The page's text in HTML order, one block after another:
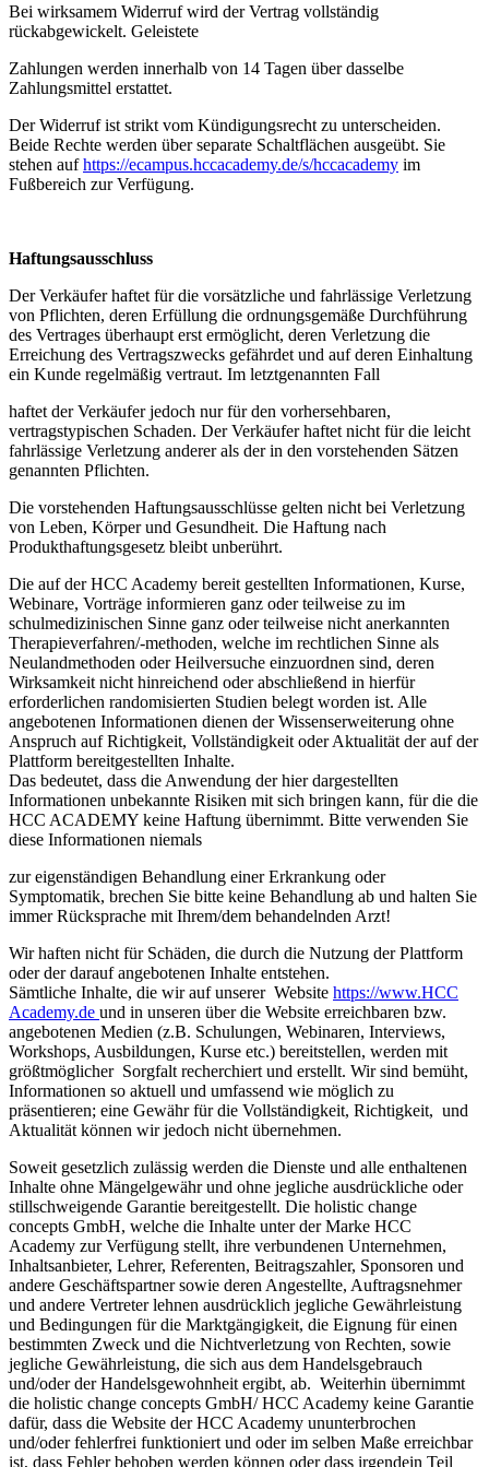
Bei wirksamem Widerruf wird der Vertrag vollständig
rückabgewickelt. Geleistete
Zahlungen werden innerhalb von 14 Tagen über dasselbe
Zahlungsmittel erstattet.
Der Widerruf ist strikt vom Kündigungsrecht zu unterscheiden.
Beide Rechte werden über separate Schaltflächen ausgeübt. Sie
stehen aufhttps://ecampus.hccacademy.de/s/hccacademy im
Fußbereich zur Verfügung.
Haftungsausschluss
Der Verkäufer haftet für die vorsätzliche und fahrlässige Verletzung
von Pflichten, deren Erfüllung die ordnungsgemäße Durchführung
des Vertrages überhaupt erst ermöglicht, deren Verletzung die
Erreichung des Vertragszwecks gefährdet und auf deren Einhaltung
ein Kunde regelmäßig vertraut. Im letztgenannten Fall
haftet der Verkäufer jedoch nur für den vorhersehbaren,
vertragstypischen Schaden. Der Verkäufer haftet nicht für die leicht
fahrlässige Verletzung anderer als der in den vorstehenden Sätzen
genannten Pflichten.
Die vorstehenden Haftungsausschlüsse gelten nicht bei Verletzung
von Leben, Körper und Gesundheit. Die Haftung nach
Produkthaftungsgesetz bleibt unberührt.
Die auf der HCC Academy bereit gestellten Informationen, Kurse,
Webinare, Vorträge informieren ganz oder teilweise zu im
schulmedizinischen Sinne ganz oder teilweise nicht anerkannten
Therapieverfahren/-methoden, welche im rechtlichen Sinne als
Neulandmethoden oder Heilversuche einzuordnen sind, deren
Wirksamkeit nicht hinreichend oder abschließend in hierfür
erforderlichen randomisierten Studien belegt worden ist. Alle
angebotenen Informationen dienen der Wissenserweiterung ohne
Anspruch auf Richtigkeit, Vollständigkeit oder Aktualität der auf der
Plattform bereitgestellten Inhalte.
Das bedeutet, dass die Anwendung der hier dargestellten
Informationen unbekannte Risiken mit sich bringen kann, für die die
HCC ACADEMY keine Haftung übernimmt. Bitte verwenden Sie
diese Informationen niemals
zur eigenständigen Behandlung einer Erkrankung oder
Symptomatik, brechen Sie bitte keine Behandlung ab und halten Sie
immer Rücksprache mit Ihrem/dem behandelnden Arzt!
Wir haften nicht für Schäden, die durch die Nutzung der Plattform
oder der darauf angebotenen Inhalte entstehen.
Sämtliche Inhalte, die wir auf unserer Website https://www.HCC
Academy.de und in unseren über die Website erreichbaren bzw.
angebotenen Medien (z.B. Schulungen, Webinaren, Interviews,
Workshops, Ausbildungen, Kurse etc.) bereitstellen, werden mit
größtmöglicher Sorgfalt recherchiert und erstellt. Wir sind bemüht,
Informationen so aktuell und umfassend wie möglich zu
präsentieren; eine Gewähr für die Vollständigkeit, Richtigkeit, und
Aktualität können wir jedoch nicht übernehmen.
Soweit gesetzlich zulässig werden die Dienste und alle enthaltenen
Inhalte ohne Mängelgewähr und ohne jegliche ausdrückliche oder
stillschweigende Garantie bereitgestellt. Die holistic change
concepts GmbH, welche die Inhalte unter der Marke HCC
Academy zur Verfügung stellt, ihre verbundenen Unternehmen,
Inhaltsanbieter, Lehrer, Referenten, Beitragszahler, Sponsoren und
andere Geschäftspartner sowie deren Angestellte, Auftragsnehmer
und andere Vertreter lehnen ausdrücklich jegliche Gewährleistung
und Bedingungen für die Marktgängigkeit, die Eignung für einen
bestimmten Zweck und die Nichtverletzung von Rechten, sowie
jegliche Gewährleistung, die sich aus dem Handelsgebrauch
und/oder der Handelsgewohnheit ergibt, ab. Weiterhin übernimmt
die holistic change concepts GmbH/ HCC Academy keine Garantie
dafür, dass die Website der HCC Academy ununterbrochen
und/oder fehlerfrei funktioniert und oder im selben Maße erreichbar
ist, dass Fehler behoben werden können oder dass irgendein Teil